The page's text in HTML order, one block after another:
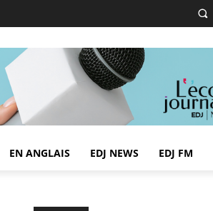
EN ANGLAIS EDJ NEWS EDJ FM